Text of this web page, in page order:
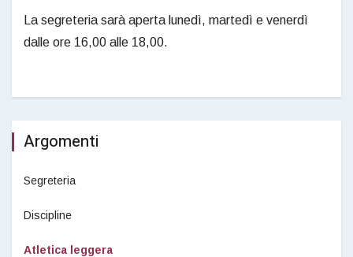
La segreteria sarà aperta lunedì, martedì e venerdì
dalle ore 16,00 alle 18,00.
Argomenti
Segreteria
Discipline
Atletica leggera